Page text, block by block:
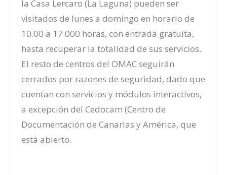
la Casa Lercaro (La Laguna) pueden ser
visitados de lunes a domingo en horario de
10.00 a 17.000 horas, con entrada gratuita,
hasta recuperar la totalidad de sus servicios.
El resto de centros del OMAC seguirán
cerrados por razones de seguridad, dado que
cuentan con servicios y módulos interactivos,
a excepción del Cedocam (Centro de
Documentación de Canarias y América, que
está abierto.